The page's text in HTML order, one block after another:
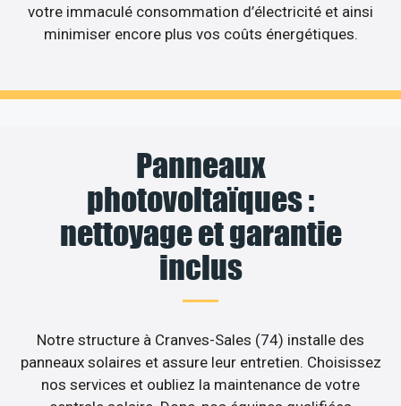
votre immaculé consommation d’électricité et ainsi
minimiser encore plus vos coûts énergétiques.
Panneaux
photovoltaïques :
nettoyage et garantie
inclus
Notre structure à Cranves-Sales (74) installe des
panneaux solaires et assure leur entretien. Choisissez
nos services et oubliez la maintenance de votre